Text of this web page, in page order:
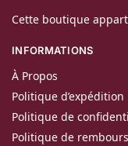
Cette boutique
INFORMATIONS
À Propos
Politique d’expédition
Politique de
Politique de